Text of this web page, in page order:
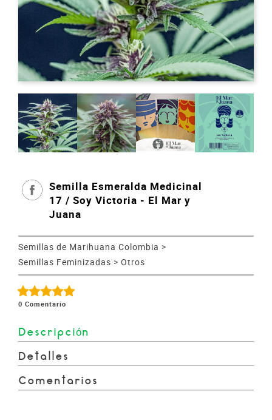
Semilla Esmeralda Medicinal
17 / Soy Victoria - El Mar y
Juana
Semillas de Marihuana Colombia >
Semillas Feminizadas > Otros
0 Comentario
Descripción
Detalles
Comentarios